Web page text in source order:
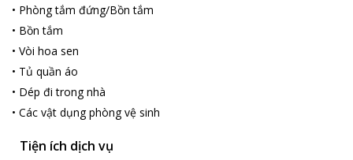
• Phòng tắm đứng/Bồn tắm
• Bồn tắm
• Vòi hoa sen
• Tủ quần áo
• Dép đi trong nhà
• Các vật dụng phòng vệ sinh
Tiện ích dịch vụ